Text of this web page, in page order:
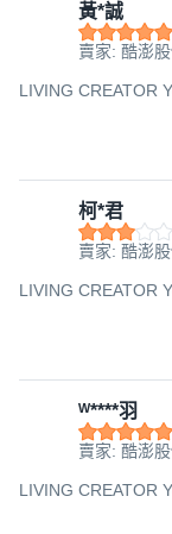
黃*誠
賣家: 酷澎
LIVING CREATOR
柯*君
賣家: 酷澎
LIVING CREATOR
ᵂ****羽
賣家: 酷澎
LIVING CREATOR